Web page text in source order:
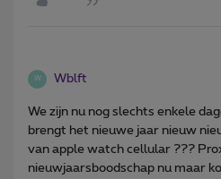
W Wblft
We zijn nu nog slechts enkele
brengt het nieuwe jaar nieuw
van apple watch cellular ???
nieuwjaarsboodschap nu maar